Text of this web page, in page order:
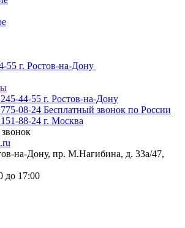
55 г. Ростов-на-Дону
44-55 г. Ростов-на-Дону
08-24 Бесплатный звонок по России
88-24 г. Москва
звонок
на-Дону, пр. М.Нагибина, д. 33а/47,
до 17:00